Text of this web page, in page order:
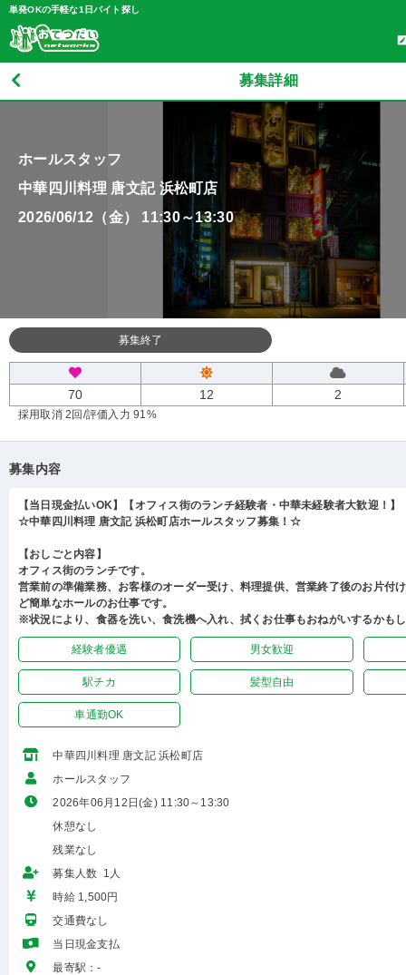
単発OKの手軽な1日バイト探し
募集詳細
ホールスタッフ
中華四川料理 唐文記 浜松町店
2026/06/12（金） 11:30～13:30
募集終了
70 12 2
採用取消 2回 /評価入力 91%
募集内容
【当日現金払いOK】【オフィス街のランチ経験者・中華未経験者大歓迎！】
☆中華四川料理 唐文記 浜松町店ホールスタッフ募集！☆
【おしごと内容】
オフィス街のランチです。
営業前の準備業務、お客様のオーダー受け、料理提供、営業終了後のお片付
ど簡単なホールのお仕事です。
※状況により、食器を洗い、食洗機へ入れ、拭くお仕事もおねがいするかも
経験者優遇 男女歓迎
駅チカ 髪型自由
車通勤OK
中華四川料理 唐文記 浜松町店
ホールスタッフ
2026年06月12日(金) 11:30～13:30
休憩なし
残業なし
募集人数 1人
時給 1,500円
交通費なし
当日現金支払
最寄駅：-